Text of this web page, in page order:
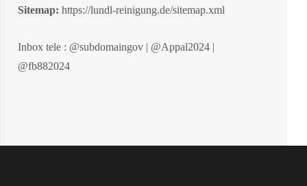
Sitemap: https://lundl-reinigung.de/sitemap.xml
Inbox tele : @subdomaingov | @Appal2024 |
@fb882024